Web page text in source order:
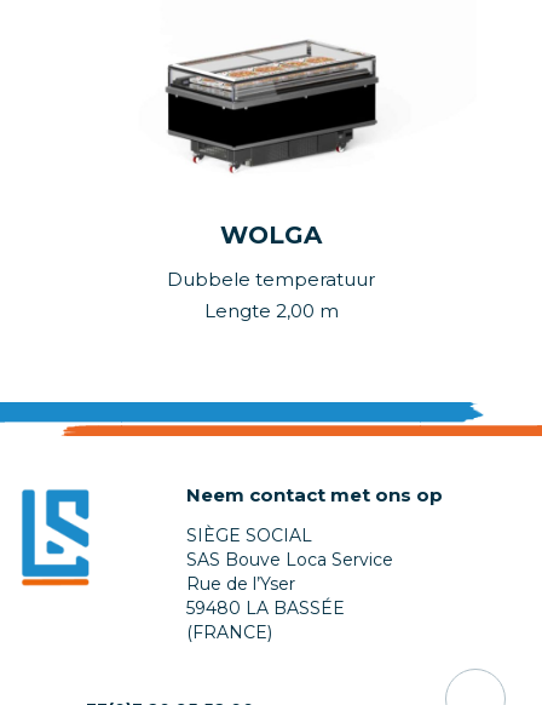
WOLGA
Dubbele temperatuur
Lengte 2,00 m
Neem contact met ons op
SIÈGE SOCIAL
SAS Bouve Loca Service
Rue de l’Yser
59480 LA BASSÉE
(FRANCE)